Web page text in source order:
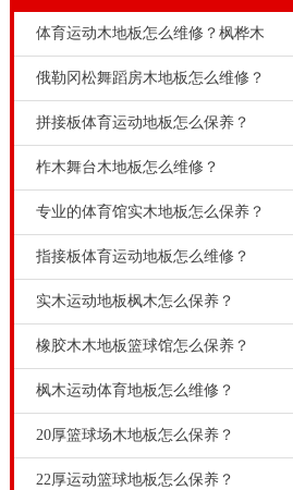
体育运动木地板怎么维修？枫桦木
俄勒冈松舞蹈房木地板怎么维修？
拼接板体育运动地板怎么保养？
柞木舞台木地板怎么维修？
专业的体育馆实木地板怎么保养？
指接板体育运动地板怎么维修？
实木运动地板枫木怎么保养？
橡胶木木地板篮球馆怎么保养？
枫木运动体育地板怎么维修？
20厚篮球场木地板怎么保养？
22厚运动篮球地板怎么保养？